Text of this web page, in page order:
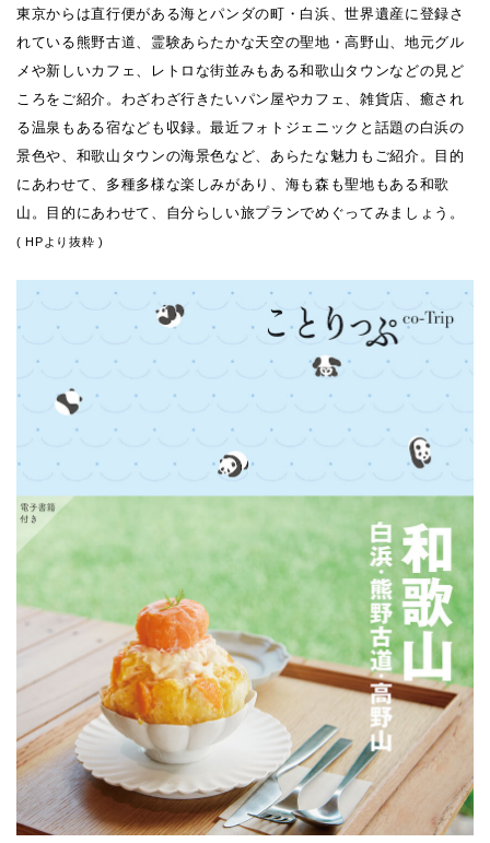
東京からは直行便がある海とパンダの町・白浜、世界遺産に登録さ
れている熊野古道、霊験あらたかな天空の聖地・高野山、地元グル
メや新しいカフェ、レトロな街並みもある和歌山タウンなどの見ど
ころをご紹介。わざわざ行きたいパン屋やカフェ、雑貨店、癒され
る温泉もある宿なども収録。最近フォトジェニックと話題の白浜の
景色や、和歌山タウンの海景色など、あらたな魅力もご紹介。目的
にあわせて、多種多様な楽しみがあり、海も森も聖地もある和歌
山。目的にあわせて、自分らしい旅プランでめぐってみましょう。
( HPより抜粋 )